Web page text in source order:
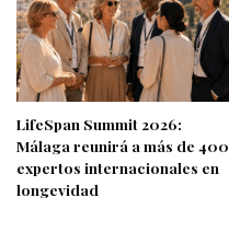
LifeSpan Summit 2026:
Málaga reunirá a más de 400
expertos internacionales en
longevidad